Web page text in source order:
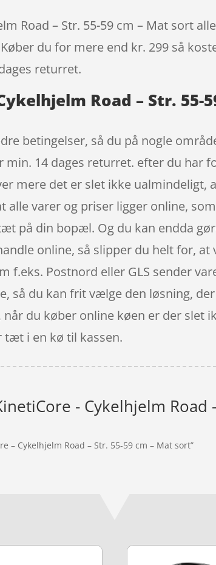
Road – Str. 55-59 cm – Mat sort
du for mere end kr. 299 så
returret.
Road – Str.
betingelser, så du på nogle
14 dages returret. efter du har
mere det er slet ikke ualmindeligt,
alle varer og priser ligger online,
på din bopæl. Og du kan endda
online, så slipper du helt for,
f.eks. Postnord eller GLS sender
så du kan frit vælge den løsning,
du køber online køen er der slet
tæt i en kø til kassen.
- Cykelhjelm
– Cykelhjelm Road – Str. 55-59 cm – Mat sort”